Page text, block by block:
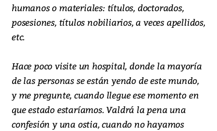
humanos o materiales: títulos, doctorados,
posesiones, títulos nobiliarios, a veces apellidos,
etc.
Hace poco visite un hospital, donde la mayoría
de las personas se están yendo de este mundo,
y me pregunte, cuando llegue ese momento en
que estado estaríamos. Valdrá la pena una
confesión y una ostia, cuando no hayamos